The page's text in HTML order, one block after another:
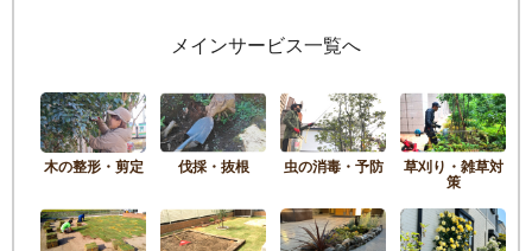
メインサービス一覧へ
木の整形・剪定 伐採・抜根 虫の消毒・予防 草刈り・雑草対
策